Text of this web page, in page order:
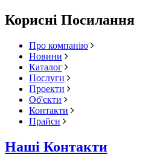
Корисні Посилання
Про компанію
Новини
Каталог
Послуги
Проекти
Об'єкти
Контакти
Прайси
Наші Контакти